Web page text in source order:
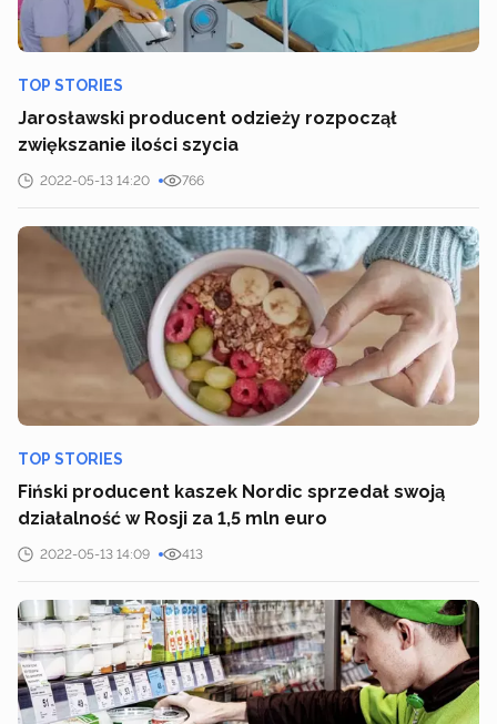
TOP STORIES
Jarosławski producent odzieży rozpoczął
zwiększanie ilości szycia
2022-05-13 14:20 766
TOP STORIES
Fiński producent kaszek Nordic sprzedał swoją
działalność w Rosji za 1,5 mln euro
2022-05-13 14:09 413